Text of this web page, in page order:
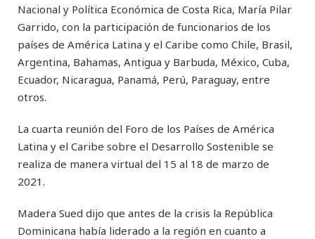
Nacional y Política Económica de Costa Rica, María Pilar
Garrido, con la participación de funcionarios de los
países de América Latina y el Caribe como Chile, Brasil,
Argentina, Bahamas, Antigua y Barbuda, México, Cuba,
Ecuador, Nicaragua, Panamá, Perú, Paraguay, entre
otros.
La cuarta reunión del Foro de los Países de América
Latina y el Caribe sobre el Desarrollo Sostenible se
realiza de manera virtual del 15 al 18 de marzo de
2021.
Madera Sued dijo que antes de la crisis la República
Dominicana había liderado a la región en cuanto a